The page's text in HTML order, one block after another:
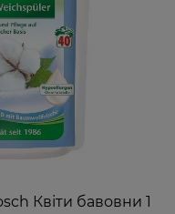
Квіти бавовни 1